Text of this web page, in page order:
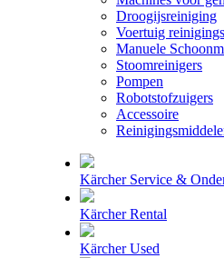
Droogijsreiniging
Voertuig
Manuele
Stoomreinigers
Pompen
Robotstofzuigers
Accessoire
Kärcher Service &
Kärcher Rental
Kärcher Used